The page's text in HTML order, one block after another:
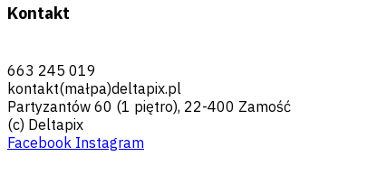
Kontakt
663 245 019
kontakt(małpa)deltapix.pl
Partyzantów 60 (1 piętro), 22-400 Zamość
(c) Deltapix
Facebook Instagram